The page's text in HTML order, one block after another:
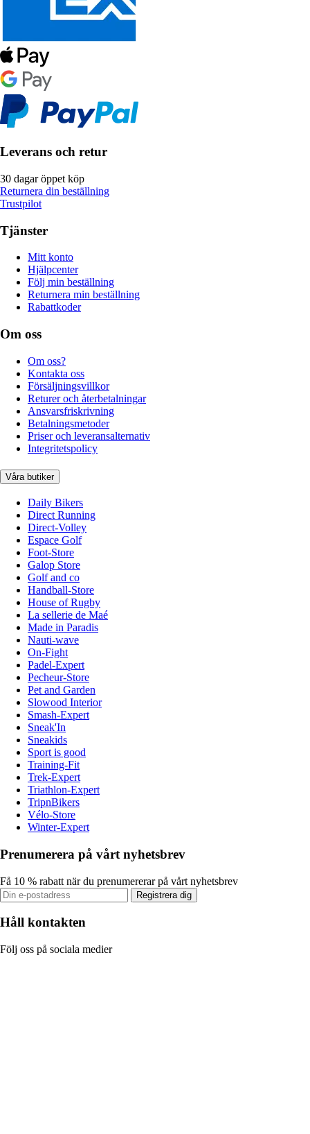
Leverans och retur
30 dagar öppet köp
Returnera din beställning
Trustpilot
Tjänster
Mitt konto
Hjälpcenter
Följ min beställning
Returnera min beställning
Rabattkoder
Om oss
Om oss?
Kontakta oss
Försäljningsvillkor
Returer och återbetalningar
Ansvarsfriskrivning
Betalningsmetoder
Priser och leveransalternativ
Integritetspolicy
Våra butiker
Daily Bikers
Direct Running
Direct-Volley
Espace Golf
Foot-Store
Galop Store
Golf and co
Handball-Store
House of Rugby
La sellerie de Maé
Made in Paradis
Nauti-wave
On-Fight
Padel-Expert
Pecheur-Store
Pet and Garden
Slowood Interior
Smash-Expert
Sneak'In
Sneakids
Sport is good
Training-Fit
Trek-Expert
Triathlon-Expert
TripnBikers
Vélo-Store
Winter-Expert
Prenumerera på vårt nyhetsbrev
Få 10 % rabatt när du prenumererar på vårt nyhetsbrev
Registrera dig
Håll kontakten
Följ oss på sociala medier